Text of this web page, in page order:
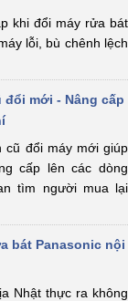
khi đổi máy rửa bát
lỗi, bù chênh lệch
đổi mới - Nâng cấp
cũ đổi máy mới giúp
cấp lên các dòng
tìm người mua lại
bát Panasonic nội
Nhật thực ra không